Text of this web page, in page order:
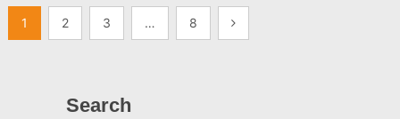
Seitennummerierung
1 2 3 … 8
Search